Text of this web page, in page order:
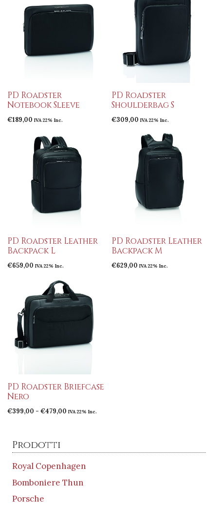
PD Roadster
Notebook Sleeve
€189,00 IVA 22% Inc.
PD Roadster
Shoulderbag S
€309,00 IVA 22% Inc.
PD Roadster Leather
Backpack L
€659,00 IVA 22% Inc.
PD Roadster Leather
Backpack M
€629,00 IVA 22% Inc.
PD Roadster Briefcase
Nero
€399,00 - €479,00 Fascia
€479,00
IVA 22% Inc.
Prodotti
Royal Copenhagen
Bomboniere Thun
Porsche